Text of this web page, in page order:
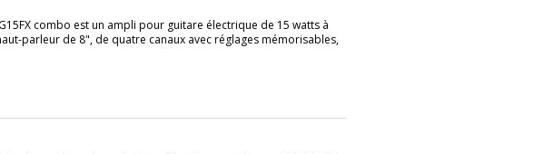
combo est un ampli pour guitare électrique de 15 watts à
parleur de 8", de quatre canaux avec réglages mémorisables,